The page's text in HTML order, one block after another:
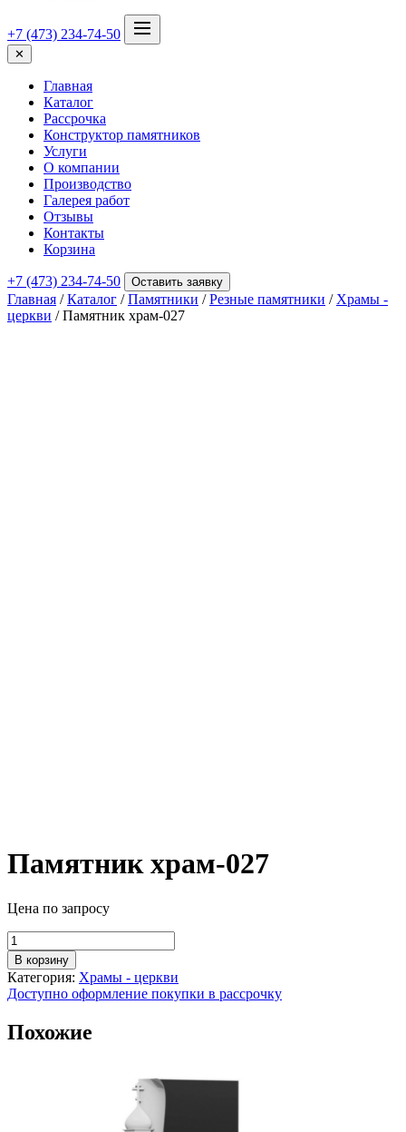
+7 (473) 234-74-50
✕
Главная
Каталог
Рассрочка
Конструктор памятников
Услуги
О компании
Производство
Галерея работ
Отзывы
Контакты
Корзина
+7 (473) 234-74-50 Оставить заявку
Главная /Каталог /Памятники /Резные памятники / Храмы -
церкви / Памятник храм-027
Памятник храм-027
Цена по запросу
Количество
товара
Памятник
храм-027
В корзину
Категория: Храмы - церкви
Доступно оформление покупки в рассрочку
Похожие